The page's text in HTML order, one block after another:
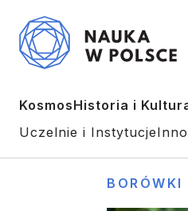
KosmosHistoria i
Uczelnie i Instytucje
BORÓWKI